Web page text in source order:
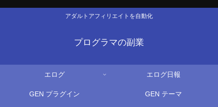
アダルトアフィリエイトを自動化
プログラマの副業
エログ エログ日報
GEN プラグイン GEN テーマ